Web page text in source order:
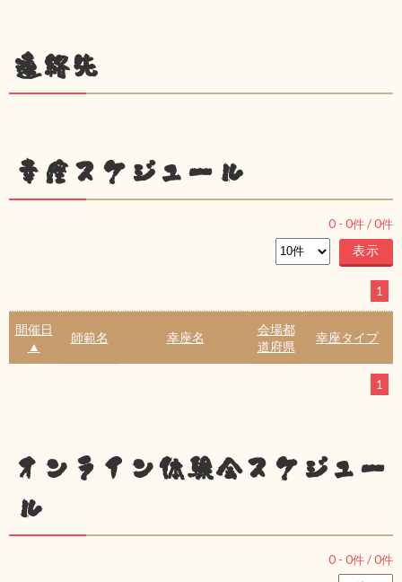
連絡先
幸座スケジュール
0 - 0件 /0件
1
開催日
▲
師範名 幸座名
会場都
道府県
幸座タイプ
1
オンライン体験会スケジュー
ル
0 - 0件 /0件